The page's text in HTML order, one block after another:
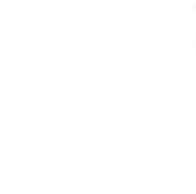
— Actions, contremesures et